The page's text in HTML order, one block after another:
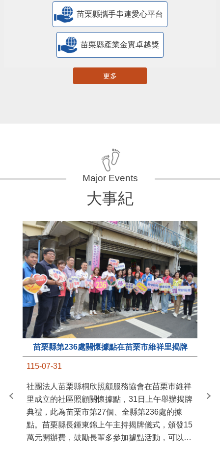
苗栗縣攜手串連愛心平台
苗栗縣產業金實卓越獎
更多
大事紀
苗栗縣第236處關懷據點在苗栗市維祥里揭牌
115-07-31
社團法人苗栗縣桐欣照顧服務協會在苗栗市維祥
里成立的社區照顧關懷據點，31日上午舉辦揭牌
典禮，此為苗栗市第27個、全縣第236處的據
點。苗栗縣長鍾東錦上午主持揭牌儀式，頒發15
萬元開辦費，鼓勵長輩多參加據點活動，可以更
苗